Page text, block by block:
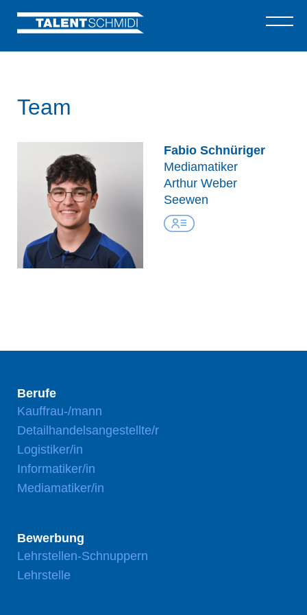
Team
Fabio Schnüriger
Mediamatiker
Arthur Weber
Seewen
Berufe
Kauffrau-/mann
Detailhandelsangestellte/r
Logistiker/in
Informatiker/in
Mediamatiker/in
Bewerbung
Lehrstellen-Schnuppern
Lehrstelle